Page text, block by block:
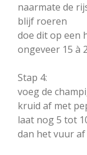
naarmate de
blijf roeren
doe dit op een
ongeveer 15 à
Stap 4:
voeg de
kruid af met
laat nog 5 tot
dan het vuur af